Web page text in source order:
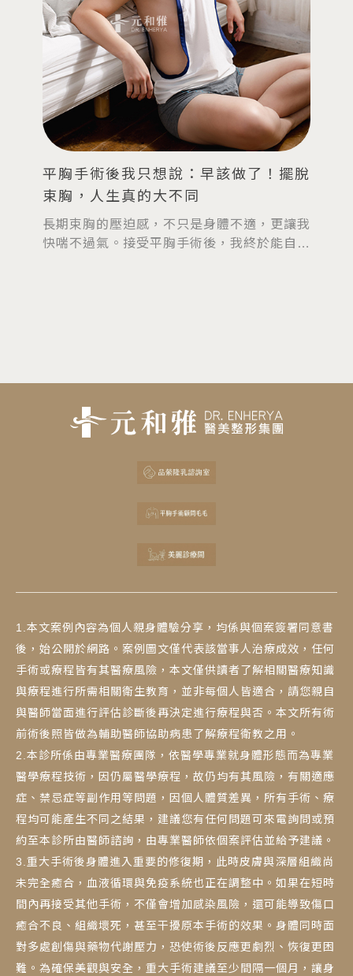
平胸手術後我只想說：早該做了！擺脫
束胸，人生真的大不同
長期束胸的壓迫感，不只是身體不適，更讓我
快喘不過氣。接受平胸手術後，我終於能自在
1.本文案例內容為個人親身體驗分享，均係與個案簽署同意書
後，始公開於網路。案例圖文僅代表該當事人治療成效，任何
手術或療程皆有其醫療風險，本文僅供讀者了解相關醫療知識
與療程進行所需相關衛生教育，並非每個人皆適合，請您親自
與醫師當面進行評估診斷後再決定進行療程與否。本文所有術
前術後照皆做為輔助醫師協助病患了解療程衛教之用。
2.本診所係由專業醫療團隊，依醫學專業就身體形態而為專業
醫學療程技術，因仍屬醫學療程，故仍均有其風險，有關適應
症、禁忌症等副作用等問題，因個人體質差異，所有手術、療
程均可能產生不同之結果，建議您有任何問題可來電詢問或預
約至本診所由醫師諮詢，由專業醫師依個案評估並給予建議。
3.重大手術後身體進入重要的修復期，此時皮膚與深層組織尚
未完全癒合，血液循環與免疫系統也正在調整中。如果在短時
間內再接受其他手術，不僅會增加感染風險，還可能導致傷口
癒合不良、組織壞死，甚至干擾原本手術的效果。身體同時面
對多處創傷與藥物代謝壓力，恐使術後反應更劇烈、恢復更困
難。為確保美觀與安全，重大手術建議至少間隔一個月，讓身